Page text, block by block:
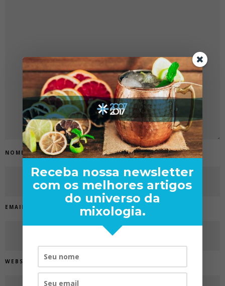
NOME*
EMAIL
WEBSITE
Receba nossa newsletter
com os melhores artigos
do universo da
mixologia.